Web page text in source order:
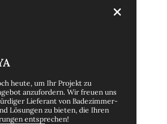
heute, um Ihr Projekt zu
anzufordern. Wir freuen uns
Lieferant von Badezimmer-
Lösungen zu bieten, die Ihren
entsprechen!